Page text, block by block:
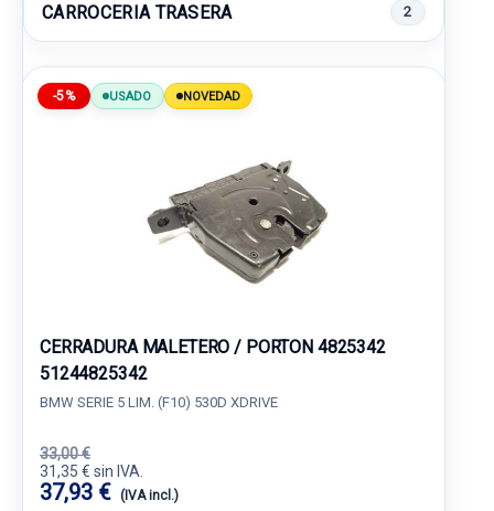
CARROCERIA TRASERA 2
-5% USADO NOVEDAD
CERRADURA MALETERO / PORTON 4825342
51244825342
BMW SERIE 5 LIM. (F10) 530D XDRIVE
33,00 €
31,35 € sin IVA.
37,93 € (IVA incl.)